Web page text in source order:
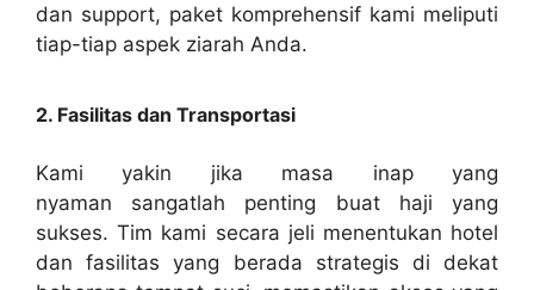
dan support, paket komprehensif kami meliputi
tiap-tiap aspek ziarah Anda.
2. Fasilitas dan Transportasi
Kami yakin jika masa inap yang
nyaman sangatlah penting buat haji yang
sukses. Tim kami secara jeli menentukan hotel
dan fasilitas yang berada strategis di dekat